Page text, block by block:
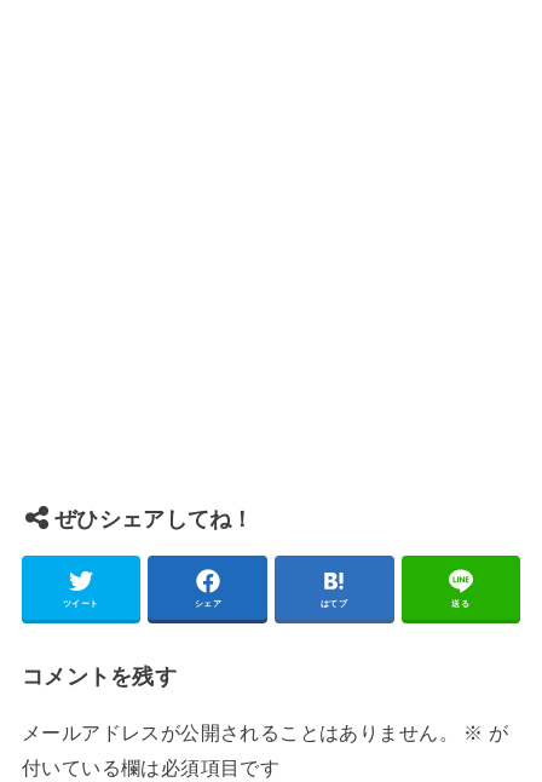
ぜひシェアしてね！
ツイート シェア はてブ 送る
コメントを残す
メールアドレスが公開されることはありません。 ※ が
付いている欄は必須項目です